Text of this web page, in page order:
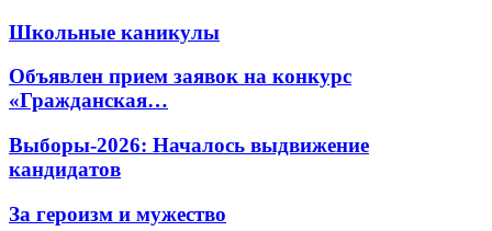
Школьные каникулы
Объявлен прием заявок на конкурс
«Гражданская…
Выборы-2026: Началось выдвижение
кандидатов
За героизм и мужество